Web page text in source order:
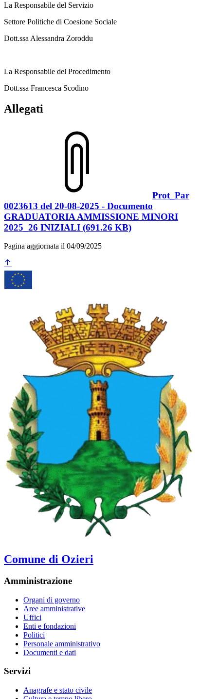
La Responsabile del Servizio
Settore Politiche di Coesione Sociale
Dott.ssa Alessandra Zoroddu
La Responsabile del Procedimento
Dott.ssa Francesca Scodino
Allegati
Prot_Par
0023613 del 20-08-2025 - Documento
GRADUATORIA AMMISSIONE MINORI
2025_26 INIZIALI (691.26 KB)
Pagina aggiornata il 04/09/2025
Comune di Ozieri
Amministrazione
Organi di governo
Aree amministrative
Uffici
Enti e fondazioni
Politici
Personale amministrativo
Documenti e dati
Servizi
Anagrafe e stato civile